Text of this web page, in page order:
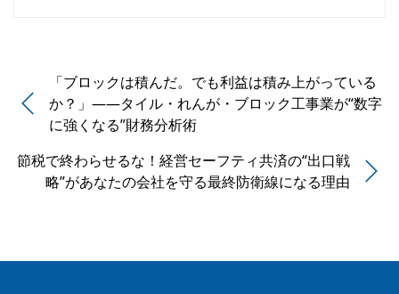
「ブロックは積んだ。でも利益は積み上がっている
か？」——タイル・れんが・ブロック工事業が“数字
に強くなる”財務分析術
節税で終わらせるな！経営セーフティ共済の“出口戦
略”があなたの会社を守る最終防衛線になる理由